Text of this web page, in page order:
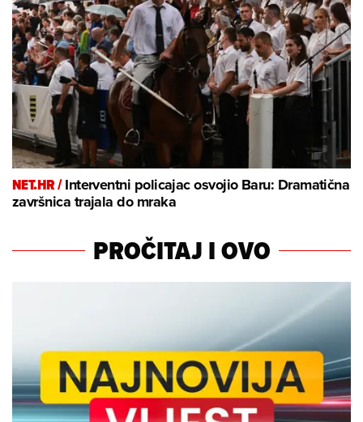
NET.HR /Interventni policajac osvojio Baru: Dramatična
završnica trajala do mraka
PROČITAJ I OVO